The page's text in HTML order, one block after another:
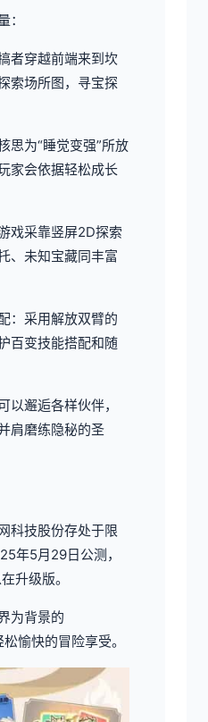
：
者穿越前端来到坎
索场所图，寻宝探
思为“睡觉变强”所放
家会依据轻松成长
戏采靠竖屏2D探索
、未知宝藏同丰富
：采用解放双臂的
百变技能搭配和随
以邂逅各样伙伴，
肩磨练隐秘的圣
科技股份存处于限
年5月29日公测，
升级版。
为背景的
愉快的冒险享受。